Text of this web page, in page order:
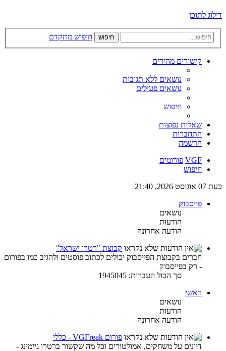
דילוג לתוכן
חיפוש חיפוש מתקדם
קישורים מהירים
נושאים ללא תגובות
נושאים פעילים
חיפוש
שאלות נפוצות
התחברות
הרשמה
VGF פורומים
חיפוש
כעת 07 אוגוסט 2026, 21:40
פייסבוק
נושאים
הודעות
הודעה אחרונה
קבוצת "רטרו ישראל"
חברים בקבוצת הפייסבוק יכולים לכתוב פוסטים ולהגיב כמו בפורום
- רק בפייסבוק
סך הכול העברות: 1945045
ראשי
נושאים
הודעות
הודעה אחרונה
פורום VGFreak - כללי
דיונים על משחקים, אמולטורים וכל מה שקשור ברטרו גיימינג -